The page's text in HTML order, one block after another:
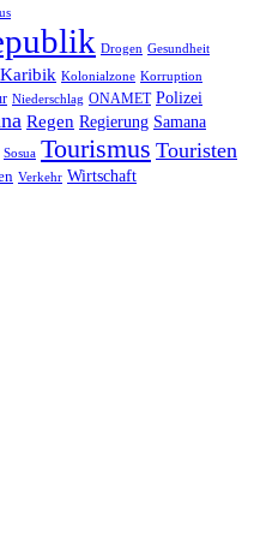
Drogen Gesundheit
Karibik Kolonialzone Korruption
Niederschlag ONAMET Polizei
Regen Regierung Samana
Sosua Tourismus Touristen
Verkehr Wirtschaft